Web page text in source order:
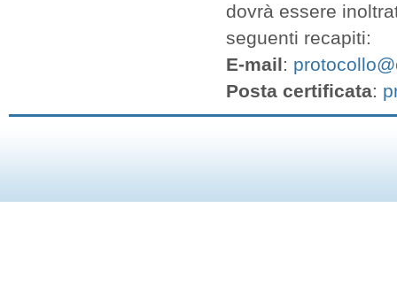
dovrà essere
seguenti recapiti:
E-mail:
Posta certificata: